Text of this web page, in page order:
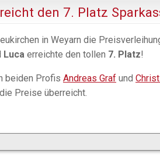
den 7. Platz
in Weyarn die
Luca erreichte den tollen 7. Platz!
beiden Profis Andreas Graf und
Preise überreicht.